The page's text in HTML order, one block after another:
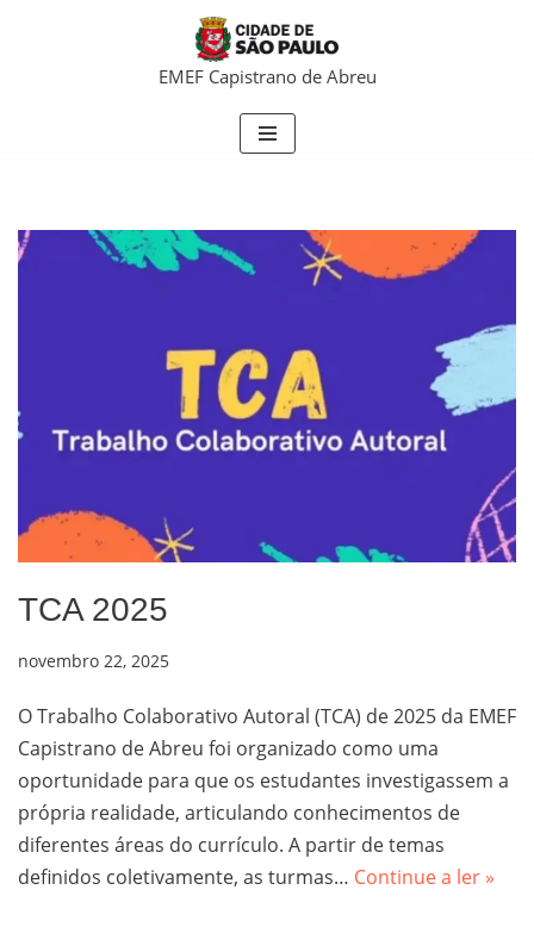
EMEF Capistrano de Abreu
TCA 2025
novembro 22, 2025
O Trabalho Colaborativo Autoral (TCA) de 2025 da EMEF
Capistrano de Abreu foi organizado como uma
oportunidade para que os estudantes investigassem a
própria realidade, articulando conhecimentos de
diferentes áreas do currículo. A partir de temas
definidos coletivamente, as turmas… Continue a ler »